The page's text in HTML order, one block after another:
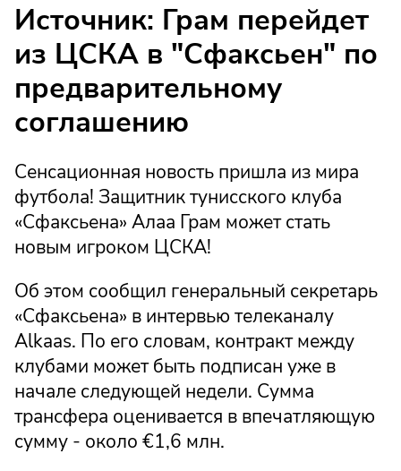
Источник: Грам перейдет
из ЦСКА в "Сфаксьен" по
предварительному
соглашению
Сенсационная новость пришла из мира
футбола! Защитник тунисского клуба
«Сфаксьена» Алаа Грам может стать
новым игроком ЦСКА!
Об этом сообщил генеральный секретарь
«Сфаксьена» в интервью телеканалу
Alkaas. По его словам, контракт между
клубами может быть подписан уже в
начале следующей недели. Сумма
трансфера оценивается в впечатляющую
сумму - около €1,6 млн.